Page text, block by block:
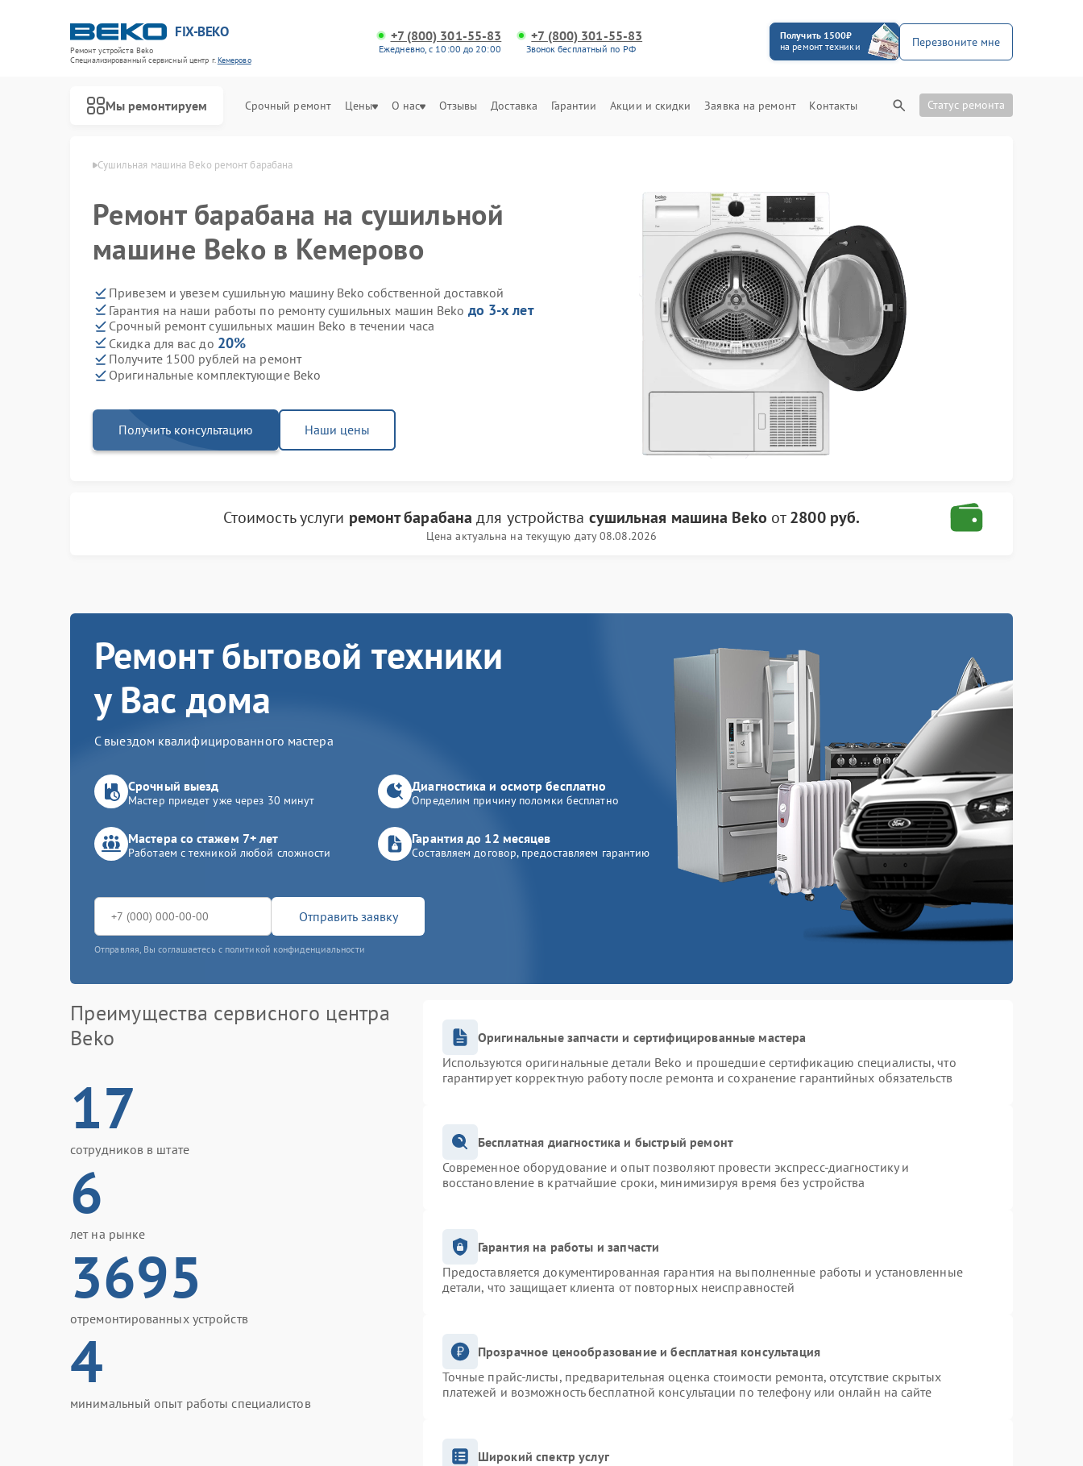
FIX-BEKO
Ремонт устройств Beko
Специализированный cервисный центр г.Кемерово
+7 (800) 301-55-83
Ежедневно, с 10:00 до 20:00
+7 (800) 301-55-83
Звонок бесплатный по РФ
Получить 1500₽
на ремонт техники
Перезвоните мне
Мы ремонтируем Срочный ремонт Цены О нас Отзывы Доставка Гарантии Акции и скидки Заявка на ремонт Контакты Статус ремонта
Сушильная машина Beko ремонт барабана
Ремонт барабана на сушильной
машине Beko в Кемерово
Привезем и увезем сушильную машину Beko собственной доставкой
Гарантия на наши работы по ремонту сушильных машин Beko до 3-х лет
Срочный ремонт сушильных машин Beko в течении часа
Скидка для вас до 20%
Получите 1500 рублей на ремонт
Оригинальные комплектующие Beko
Получить консультацию Наши цены
Стоимость услуги ремонт барабана для устройства сушильная машина Beko от2800 руб.
Цена актуальна на текущую дату 08.08.2026
Ремонт бытовой техники
у Вас дома
С выездом квалифицированного мастера
Срочный выезд
Мастер приедет уже через 30 минут
Диагностика и осмотр бесплатно
Определим причину поломки бесплатно
Мастера со стажем 7+ лет
Работаем с техникой любой сложности
Гарантия до 12 месяцев
Составляем договор, предоставляем гарантию
Отправить заявку
Отправляя, Вы соглашаетесь с политикой конфиденциальности
Преимущества сервисного центра
Beko
17
сотрудников в штате
6
лет на рынке
3695
отремонтированных устройств
4
минимальный опыт работы специалистов
Оригинальные запчасти и сертифицированные мастера
Используются оригинальные детали Beko и прошедшие сертификацию специалисты, что
гарантирует корректную работу после ремонта и сохранение гарантийных обязательств
Бесплатная диагностика и быстрый ремонт
Современное оборудование и опыт позволяют провести экспресс-диагностику и
восстановление в кратчайшие сроки, минимизируя время без устройства
Гарантия на работы и запчасти
Предоставляется документированная гарантия на выполненные работы и установленные
детали, что защищает клиента от повторных неисправностей
Прозрачное ценообразование и бесплатная консультация
Точные прайс-листы, предварительная оценка стоимости ремонта, отсутствие скрытых
платежей и возможность бесплатной консультации по телефону или онлайн на сайте
Широкий спектр услуг